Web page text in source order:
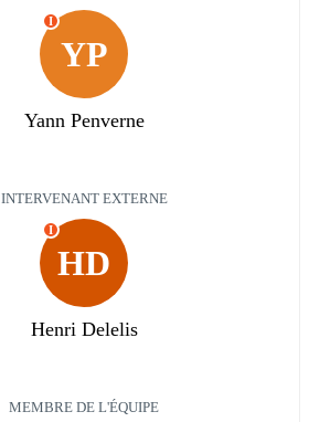
YP
I
Yann Penverne
INTERVENANT EXTERNE
HD
I
Henri Delelis
MEMBRE DE L'ÉQUIPE